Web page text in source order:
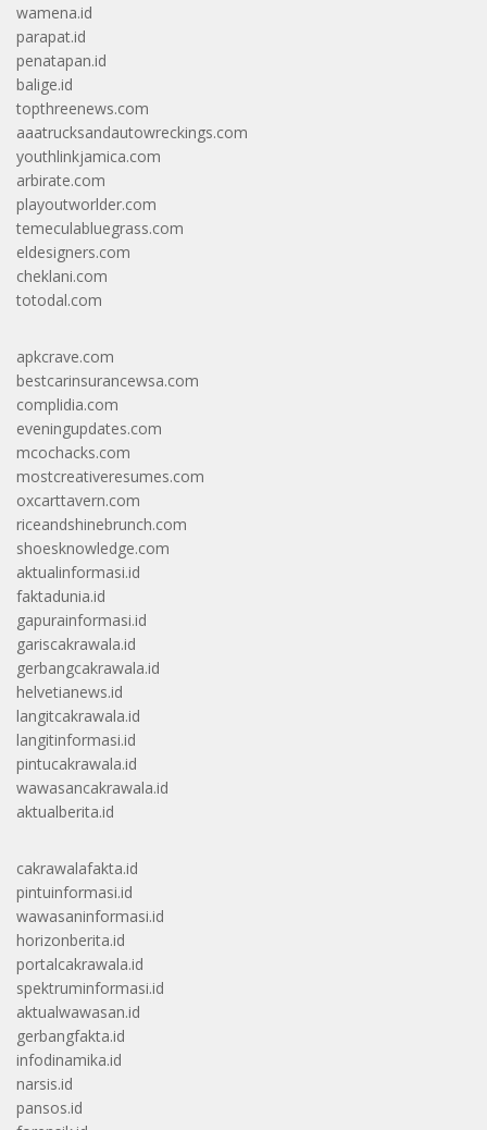
wamena.id
parapat.id
penatapan.id
balige.id
topthreenews.com
aaatrucksandautowreckings.com
youthlinkjamica.com
arbirate.com
playoutworlder.com
temeculabluegrass.com
eldesigners.com
cheklani.com
totodal.com
apkcrave.com
bestcarinsurancewsa.com
complidia.com
eveningupdates.com
mcochacks.com
mostcreativeresumes.com
oxcarttavern.com
riceandshinebrunch.com
shoesknowledge.com
aktualinformasi.id
faktadunia.id
gapurainformasi.id
gariscakrawala.id
gerbangcakrawala.id
helvetianews.id
langitcakrawala.id
langitinformasi.id
pintucakrawala.id
wawasancakrawala.id
aktualberita.id
cakrawalafakta.id
pintuinformasi.id
wawasaninformasi.id
horizonberita.id
portalcakrawala.id
spektruminformasi.id
aktualwawasan.id
gerbangfakta.id
infodinamika.id
narsis.id
pansos.id